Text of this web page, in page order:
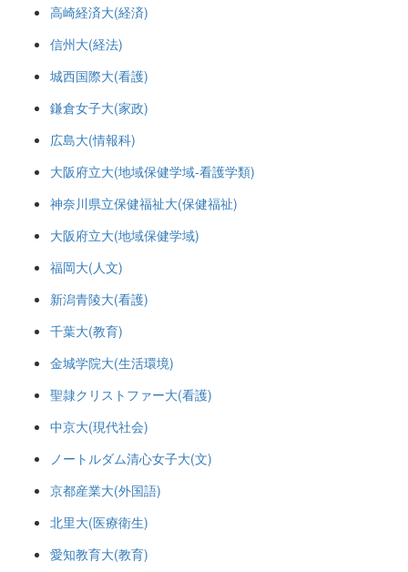
高崎経済大(経済)
信州大(経法)
城西国際大(看護)
鎌倉女子大(家政)
広島大(情報科)
大阪府立大(地域保健学域-看護学類)
神奈川県立保健福祉大(保健福祉)
大阪府立大(地域保健学域)
福岡大(人文)
新潟青陵大(看護)
千葉大(教育)
金城学院大(生活環境)
聖隷クリストファー大(看護)
中京大(現代社会)
ノートルダム清心女子大(文)
京都産業大(外国語)
北里大(医療衛生)
愛知教育大(教育)